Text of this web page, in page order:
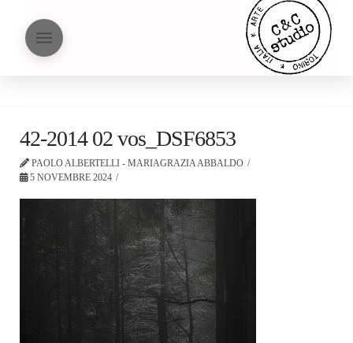
42-2014 02 vos_DSF6853
PAOLO ALBERTELLI - MARIAGRAZIA ABBALDO
5 NOVEMBRE 2024